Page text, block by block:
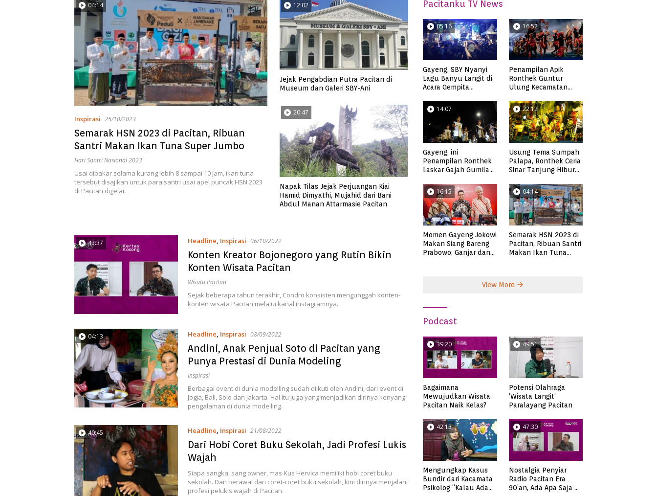
04:14
Inspirasi 25/10/2023
Semarak HSN 2023 di Pacitan, Ribuan
Santri Makan Ikan Tuna Super Jumbo
Hari Santri Nasional 2023
Usai dibakar selama kurang lebih 8 sampai 10 jam, ikan tuna
tersebut disajikan untuk para santri usai apel puncak HSN 2023
di Pacitan digelar.
12:02
Jejak Pengabdian Putra Pacitan di
Museum dan Galeri SBY-Ani
20:47
Napak Tilas Jejak Perjuangan Kiai
Hamid Dimyathi, Mujahid dari Bani
Abdul Manan Attarmasie Pacitan
43:37 Headline, Inspirasi 06/10/2022
Konten Kreator Bojonegoro yang Rutin Bikin
Konten Wisata Pacitan
Wisata Pacitan
Sejak beberapa tahun terakhir, Condro konsisten mengunggah konten-
konten wisata Pacitan melalui kanal instagramnya.
04:13 Headline, Inspirasi 08/09/2022
Andini, Anak Penjual Soto di Pacitan yang
Punya Prestasi di Dunia Modeling
Inspirasi
Berbagai event di dunia modelling sudah diikuti oleh Andini, dari event di
Jogja, Bali, Solo dan Jakarta. Hal itu juga yang menjadikan dirinya kenyang
pengalaman di dunia modelling.
40:45 Headline, Inspirasi 21/08/2022
Dari Hobi Coret Buku Sekolah, Jadi Profesi Lukis
Wajah
Siapa sangka, sang owner, mas Kus Hervica memiliki hobi coret buku
sekolah. Dan berawal dari coret-coret buku sekolah, kini dirinya menjalani
profesi pelukis wajah di Pacitan.
Pacitanku TV News
05:16
Gayeng, SBY Nyanyi
Lagu Banyu Langit di
Acara Gempita
16:52
Penampilan Apik
Ronthek Guntur
Ulung Kecamatan
14:07
Gayeng, ini
Penampilan Ronthek
Laskar Gajah Gumilap
22:12
Usung Tema Sumpah
Palapa, Ronthek Ceria
Sinar Tanjung Hibur
FRP 2023
16:15
Momen Gayeng Jokowi
Makan Siang Bareng
Prabowo, Ganjar dan
04:14
Semarak HSN 2023 di
Pacitan, Ribuan Santri
Makan Ikan Tuna
View More
Podcast
39:20
Bagaimana
Mewujudkan Wisata
Pacitan Naik Kelas?
49:51
Potensi Olahraga
‘Wisata Langit’
Paralayang Pacitan
42:13
Mengungkap Kasus
Bundir dari Kacamata
Psikolog “Kalau Ada
47:30
Nostalgia Penyiar
Radio Pacitan Era
90’an, Ada Apa Saja di